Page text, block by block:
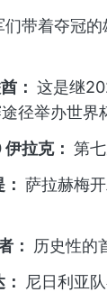
们带着夺冠
： 这是继
径举办世界
拉克： 第
萨拉赫梅
： 历史性的
尼日利亚